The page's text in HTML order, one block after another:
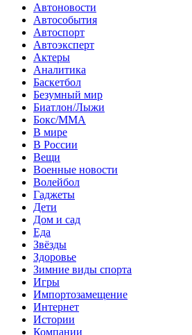
Автоновости
Автособытия
Автоспорт
Автоэксперт
Актеры
Аналитика
Баскетбол
Безумный мир
Биатлон/Лыжи
Бокс/MMA
В мире
В России
Вещи
Военные новости
Волейбол
Гаджеты
Дети
Дом и сад
Еда
Звёзды
Здоровье
Зимние виды спорта
Игры
Импортозамещение
Интернет
Истории
Компании